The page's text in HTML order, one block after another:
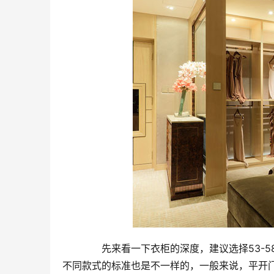
先来看一下衣柜的深度，建议选择53-
不同款式的标准也是不一样的，一般来说，平